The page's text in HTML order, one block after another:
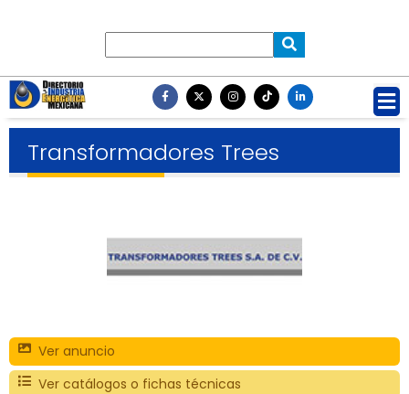
Transformadores Trees
Ver anuncio
Ver catálogos o fichas técnicas